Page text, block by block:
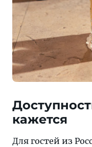
кажется
Для гостей из